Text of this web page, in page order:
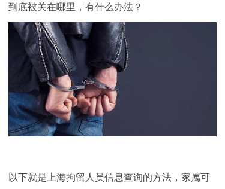
到底被关在哪里，有什么办法？
以下就是上海拘留人员信息查询的方法，家属可